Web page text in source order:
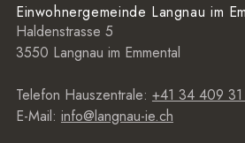
Einwohnergemeinde Langnau im
Haldenstrasse 5
3550 Langnau im Emmental
Telefon Hauszentrale: +41 34 409 31
E-Mail: info@langnau-ie.ch